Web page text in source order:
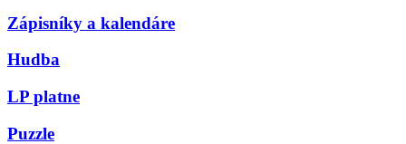
Zápisníky a kalendáre
Hudba
LP platne
Puzzle